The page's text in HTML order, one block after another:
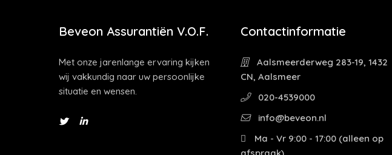
Beveon Assurantiën V.O.F.
Met onze jarenlange ervaring kijken
wij vakkundig naar uw persoonlijke
situatie en wensen.
Contactinformatie
Aalsmeerderweg 283-19, 1432
CN, Aalsmeer
020-4539000
info@beveon.nl
Ma - Vr 9:00 - 17:00 (alleen op